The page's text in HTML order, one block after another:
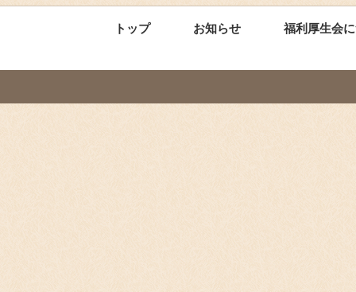
トップ お知らせ 福利厚生会